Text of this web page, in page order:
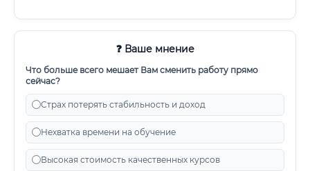
❓ Ваше мнение
Что больше всего мешает Вам сменить работу прямо
сейчас?
Страх потерять стабильность и доход
Нехватка времени на обучение
Высокая стоимость качественных курсов